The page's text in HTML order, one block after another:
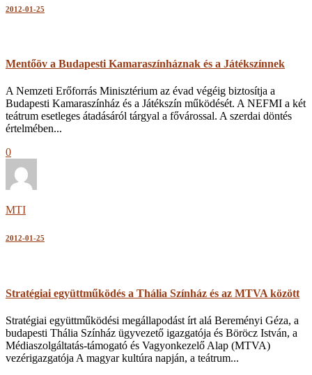
2012-01-25
Mentőöv a Budapesti Kamaraszínháznak és a Játékszínnek
A Nemzeti Erőforrás Minisztérium az évad végéig biztosítja a
Budapesti Kamaraszínház és a Játékszín működését. A NEFMI a két
teátrum esetleges átadásáról tárgyal a fővárossal. A szerdai döntés
értelmében...
0
MTI
2012-01-25
Stratégiai együttműködés a Thália Színház és az MTVA között
Stratégiai együttműködési megállapodást írt alá Bereményi Géza, a
budapesti Thália Színház ügyvezető igazgatója és Böröcz István, a
Médiaszolgáltatás-támogató és Vagyonkezelő Alap (MTVA)
vezérigazgatója A magyar kultúra napján, a teátrum...